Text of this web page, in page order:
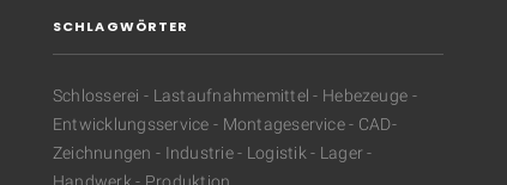
SCHLAGWÖRTER
Schlosserei - Lastaufnahmemittel - Hebezeuge -
Entwicklungsservice - Montageservice - CAD-
Zeichnungen - Industrie - Logistik - Lager -
Handwerk - Produktion